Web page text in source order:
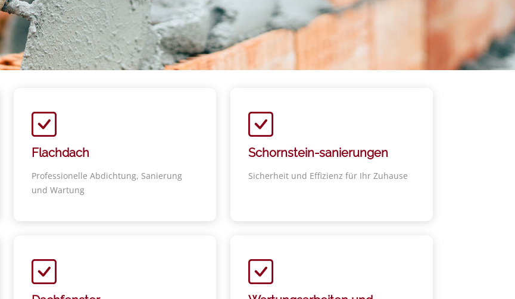
Flachdach
Professionelle Abdichtung, Sanierung
und Wartung
Schornstein-sanierungen
Sicherheit und Effizienz für Ihr Zuhause